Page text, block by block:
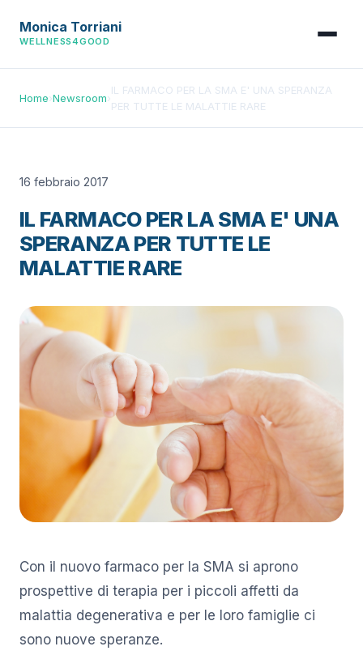
Monica Torriani
WELLNESS4GOOD
Home›Newsroom›
IL FARMACO PER LA SMA E' UNA SPERANZA
PER TUTTE LE MALATTIE RARE
16 febbraio 2017
IL FARMACO PER LA SMA E' UNA
SPERANZA PER TUTTE LE
MALATTIE RARE
Con il nuovo farmaco per la SMA si aprono
prospettive di terapia per i piccoli affetti da
malattia degenerativa e per le loro famiglie ci
sono nuove speranze.